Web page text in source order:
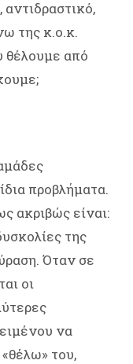
της κ.ο.κ.
θέλουμε από
προβλήματα.
ακριβώς είναι:
της
Όταν σε
οι
να
του,